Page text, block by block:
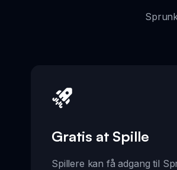
Gratis at Spille
Spillere kan få adgang til